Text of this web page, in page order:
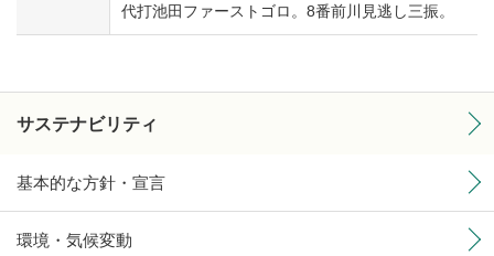
代打池田ファーストゴロ。8番前川見逃し三振。
サステナビリティ
基本的な方針・宣言
環境・気候変動